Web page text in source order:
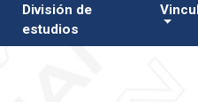
División de
estudios